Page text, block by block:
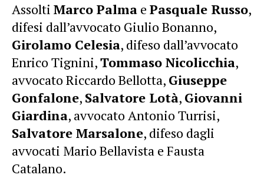
Assolti Marco Palma e Pasquale Russo,
difesi dall’avvocato Giulio Bonanno,
Girolamo Celesia, difeso dall’avvocato
Enrico Tignini,Tommaso Nicolicchia,
avvocato Riccardo Bellotta, Giuseppe
Gonfalone, Salvatore Lotà, Giovanni
Giardina, avvocato Antonio Turrisi,
Salvatore Marsalone, difeso dagli
avvocati Mario Bellavista e Fausta
Catalano.